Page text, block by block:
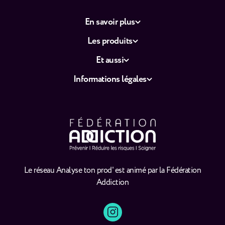
Le réseau Analyse ton prod' est animé par la Fédération
Addiction
En savoir plus
Les produits
Et aussi
Informations légales